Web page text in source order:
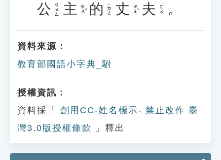
公 ㄍㄨㄥ 主 ㄓㄨˇ 的 ˙ㄉㄜ 丈 ㄓㄤˋ 夫 ㄈㄨ 。
資料來源：
教育部國語小字典_駙
授權資訊：
資料採「
創用CC-姓名標示- 禁止改作 臺
灣3.0版授權條款
」釋出